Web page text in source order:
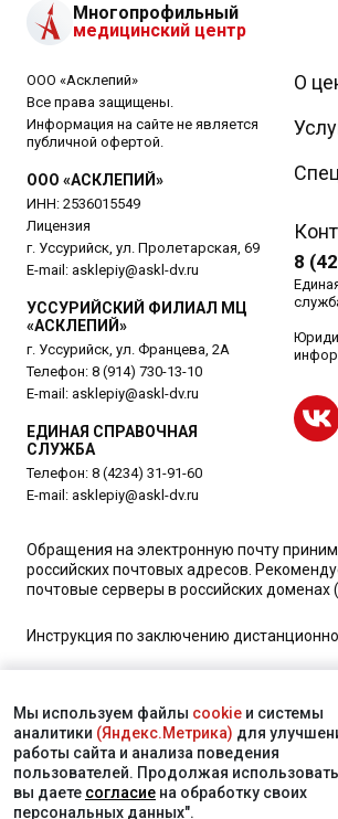
Многопрофильный
медицинский центр
ООО «Асклепий»
Все права защищены.
Информация на сайте не является
публичной офертой.
ООО «АСКЛЕПИЙ»
ИНН: 2536015549
Лицензия
г. Уссурийск, ул. Пролетарская, 69
E-mail: asklepiy@askl-dv.ru
УССУРИЙСКИЙ ФИЛИАЛ МЦ
«АСКЛЕПИЙ»
г. Уссурийск, ул. Францева, 2А
Телефон: 8 (914) 730-13-10
E-mail: asklepiy@askl-dv.ru
ЕДИНАЯ СПРАВОЧНАЯ
СЛУЖБА
Телефон: 8 (4234) 31-91-60
E-mail: asklepiy@askl-dv.ru
О
8
Обращения на электронную почту
российских почтовых адресов.
почтовые серверы в российских доменах
Инструкция по заключению
пожалуйста, обращайтесь к менеджеру
специальной формы связи или по
+7 (4234) 31-91-60. vk 373
© 2025. Многопрофильный медицинский
Мы используем файлы cookie и системы
аналитики (Яндекс.Метрика) для
работы сайта и анализа поведения
пользователей. Продолжая
вы даете согласие на обработку своих
персональных данных".